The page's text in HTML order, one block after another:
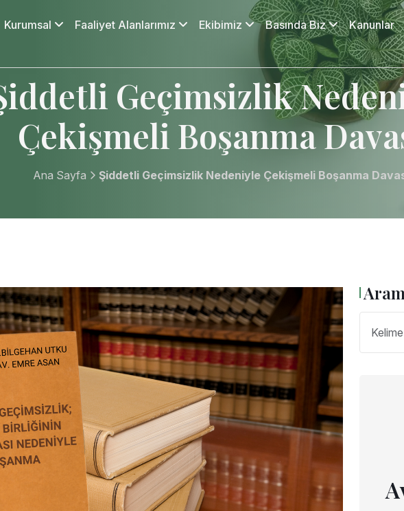
Kurumsal Faaliyet Alanlarımız Ekibimiz Basında Biz Kanunlar
Geçimsizlik
Çekişmeli Boşanma
Ana Sayfa Şiddetli Geçimsizlik Nedeniyle Çekişmeli Boşanma